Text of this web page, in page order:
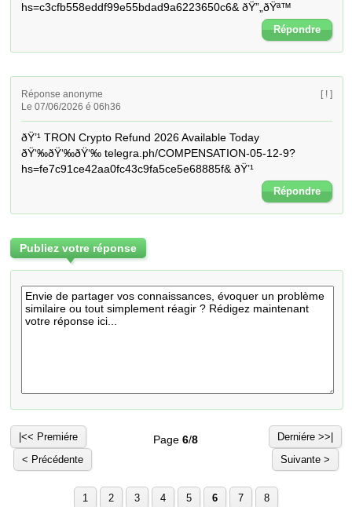
hs=c3cfb558eddf99e55bdad9a6223650c6& ðŸ”„ðŸª™
Répondre
Réponse anonyme
Le 07/06/2026 é 06h36
[ ! ]
ðŸ’¹ TRON Crypto Refund 2026 Available Today
ðŸ‘‰ðŸ‘‰ðŸ‘‰ telegra.ph/COMPENSATION-05-12-9?
hs=fe7c91ce42aa0fc43c9fa5ce5e68885f& ðŸ’¹
Répondre
Publiez votre réponse
|<< Premiére
< Précédente
Page6/8
Derniére >>|
Suivante >
1 2 3 4 5 6 7 8